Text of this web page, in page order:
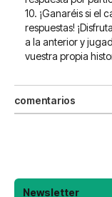
10. ¡Ganaréis si el
respuestas!
a la anterior y
vuestra propia
comentarios
Newsletter